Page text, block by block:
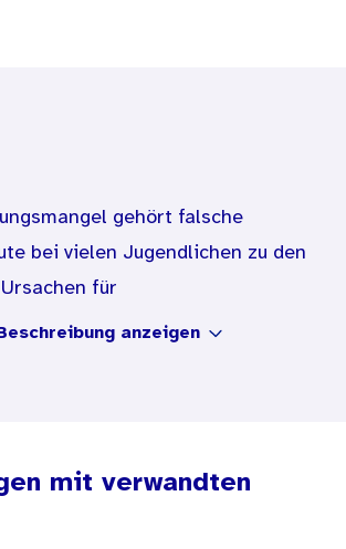
gehört falsche
bei vielen Jugendlichen zu den
für
die oftmals bereits die
sind hier beispielhaft zu nennen.
das Ernährungsverhalten
anzeigen
mit verwandten